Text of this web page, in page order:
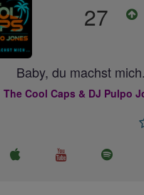
27
Baby, du machst
The Cool Caps & DJ Pulpo